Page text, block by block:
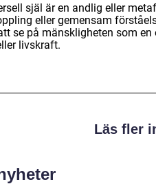
själ är en andlig eller
eller gemensam
se på mänskligheten som
livskraft.
Läs fler